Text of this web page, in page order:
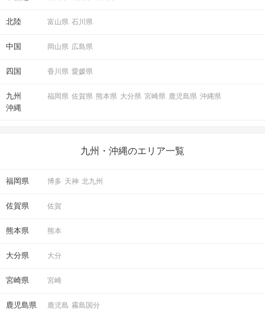
北陸 富山県 石川県
中国 岡山県 広島県
四国 香川県 愛媛県
九州
沖縄
福岡県 佐賀県 熊本県 大分県 宮崎県 鹿児島県 沖縄県
九州・沖縄のエリア一覧
福岡県 博多 天神 北九州
佐賀県 佐賀
熊本県 熊本
大分県 大分
宮崎県 宮崎
鹿児島県 鹿児島 霧島国分